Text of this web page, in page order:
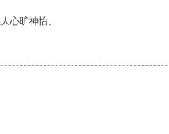
心旷神怡。